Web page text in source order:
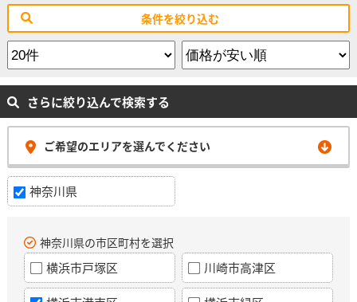
条件を絞り込む
さらに絞り込んで検索する
ご希望のエリアを選んでください
神奈川県
神奈川県の市区町村を選択
横浜市戸塚区 川崎市高津区